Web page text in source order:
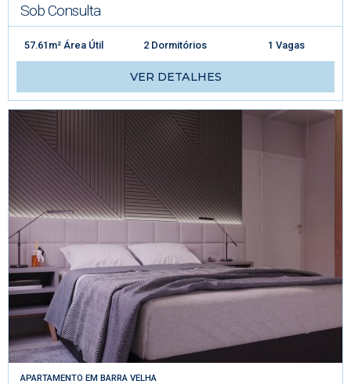
Sob Consulta
57.61m² Área Útil 2 Dormitórios 1 Vagas
VER DETALHES
APARTAMENTO EM BARRA VELHA